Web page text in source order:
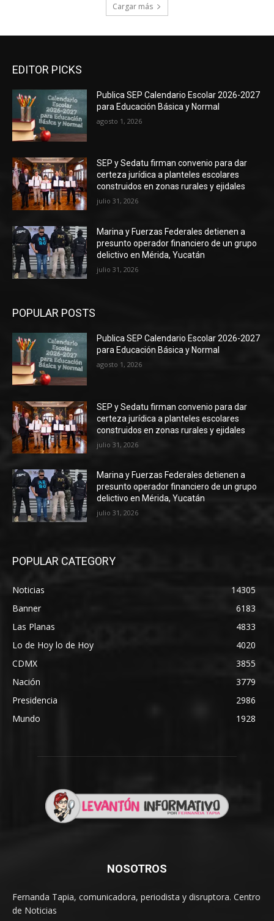
Cargar más
EDITOR PICKS
Publica SEP Calendario Escolar 2026-2027
para Educación Básica y Normal
agosto 1, 2026
SEP y Sedatu firman convenio para dar
certeza jurídica a planteles escolares
construidos en zonas rurales y ejidales
julio 31, 2026
Marina y Fuerzas Federales detienen a
presunto operador financiero de un grupo
delictivo en Mérida, Yucatán
julio 31, 2026
POPULAR POSTS
Publica SEP Calendario Escolar 2026-2027
para Educación Básica y Normal
agosto 1, 2026
SEP y Sedatu firman convenio para dar
certeza jurídica a planteles escolares
construidos en zonas rurales y ejidales
julio 31, 2026
Marina y Fuerzas Federales detienen a
presunto operador financiero de un grupo
delictivo en Mérida, Yucatán
julio 31, 2026
POPULAR CATEGORY
Noticias
14305
Banner
6183
Las Planas
4833
Lo de Hoy lo de Hoy
4020
CDMX
3855
Nación
3779
Presidencia
2986
Mundo
1928
NOSOTROS
Fernanda Tapia, comunicadora, periodista y disruptora. Centro
de Noticias